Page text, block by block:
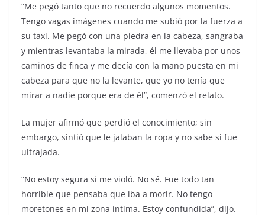
“Me pegó tanto que no recuerdo algunos momentos.
Tengo vagas imágenes cuando me subió por la fuerza a
su taxi. Me pegó con una piedra en la cabeza, sangraba
y mientras levantaba la mirada, él me llevaba por unos
caminos de finca y me decía con la mano puesta en mi
cabeza para que no la levante, que yo no tenía que
mirar a nadie porque era de él”, comenzó el relato.
La mujer afirmó que perdió el conocimiento; sin
embargo, sintió que le jalaban la ropa y no sabe si fue
ultrajada.
“No estoy segura si me violó. No sé. Fue todo tan
horrible que pensaba que iba a morir. No tengo
moretones en mi zona íntima. Estoy confundida”, dijo.